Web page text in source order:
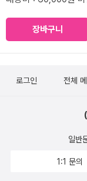
장바구니
로그인 전체
일반
1:1 문의